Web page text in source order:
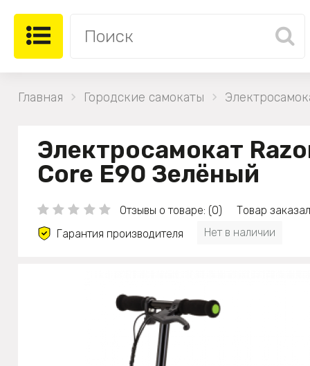
Главная Городские самокаты
Электросамокат
Core E90 Зелёный
Отзывы о товаре: (0)
Товар
Гарантия производителя
Нет в наличии